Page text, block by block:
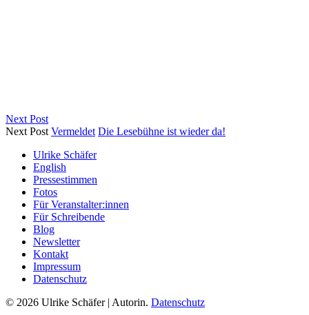
Next Post
Next Post Vermeldet Die Lesebühne ist wieder da!
Ulrike Schäfer
English
Pressestimmen
Fotos
Für Veranstalter:innen
Für Schreibende
Blog
Newsletter
Kontakt
Impressum
Datenschutz
© 2026 Ulrike Schäfer | Autorin. Datenschutz